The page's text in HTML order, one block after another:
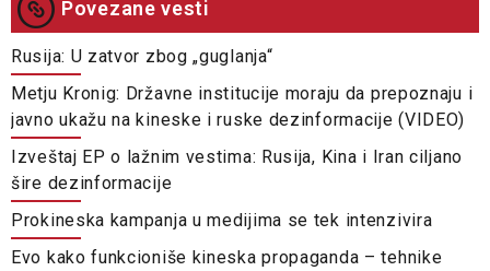
Povezane vesti
Rusija: U zatvor zbog „guglanja“
Metju Kronig: Državne institucije moraju da prepoznaju i
javno ukažu na kineske i ruske dezinformacije (VIDEO)
Izveštaj EP o lažnim vestima: Rusija, Kina i Iran ciljano
šire dezinformacije
Prokineska kampanja u medijima se tek intenzivira
Evo kako funkcioniše kineska propaganda – tehnike